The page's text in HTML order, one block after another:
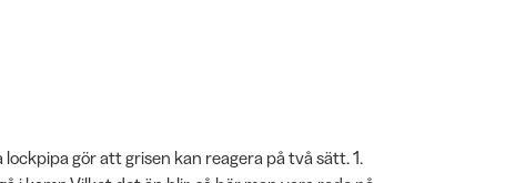
gör att grisen kan reagera på två sätt. 1.